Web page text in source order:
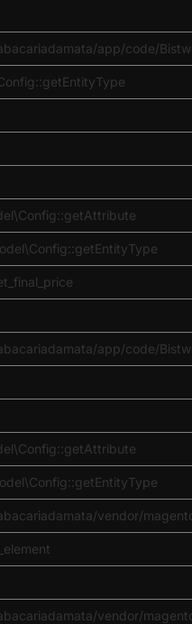
app/code/
app/code/
vendor/
vendor/